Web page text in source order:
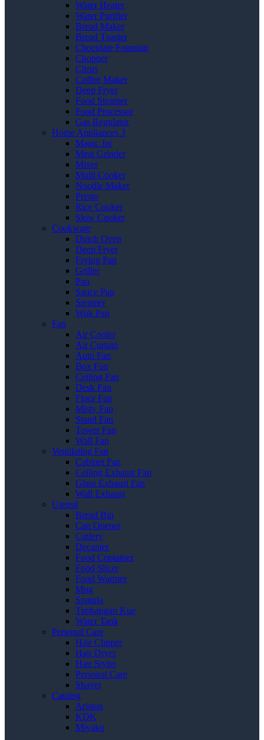
Water Heater
Water Purifier
Bread Maker
Bread Toaster
Chocolate Fountain
Chopper
Citrus
Coffee Maker
Deep Fryer
Food Steamer
Food Processor
Gas Regulator
Home Appliances 3
Magic Jar
Meat Grinder
Mixer
Multi Cooker
Noodle Maker
Presto
Rice Cooker
Slow Cooker
Cookware
Dutch Oven
Deep Fryer
Frying Pan
Griller
Pan
Sauce Pan
Steamer
Wok Pan
Fan
Air Cooler
Air Curtain
Auto Fan
Box Fan
Ceiling Fan
Desk Fan
Floor Fan
Misty Fan
Stand Fan
Tower Fan
Wall Fan
Ventilating Fan
Cabinet Fan
Ceiling Exhaust Fan
Glass Exhaust Fan
Wall Exhaust
Utensil
Bread Bin
Can Opener
Cutlery
Decanter
Food Container
Food Slicer
Food Warmer
Mug
Spatula
Timbangan Kue
Water Tank
Personal Care
Hair Clipper
Hair Dryer
Hair Styler
Personal Care
Shaver
Catalog
Ariston
KDK
Miyako